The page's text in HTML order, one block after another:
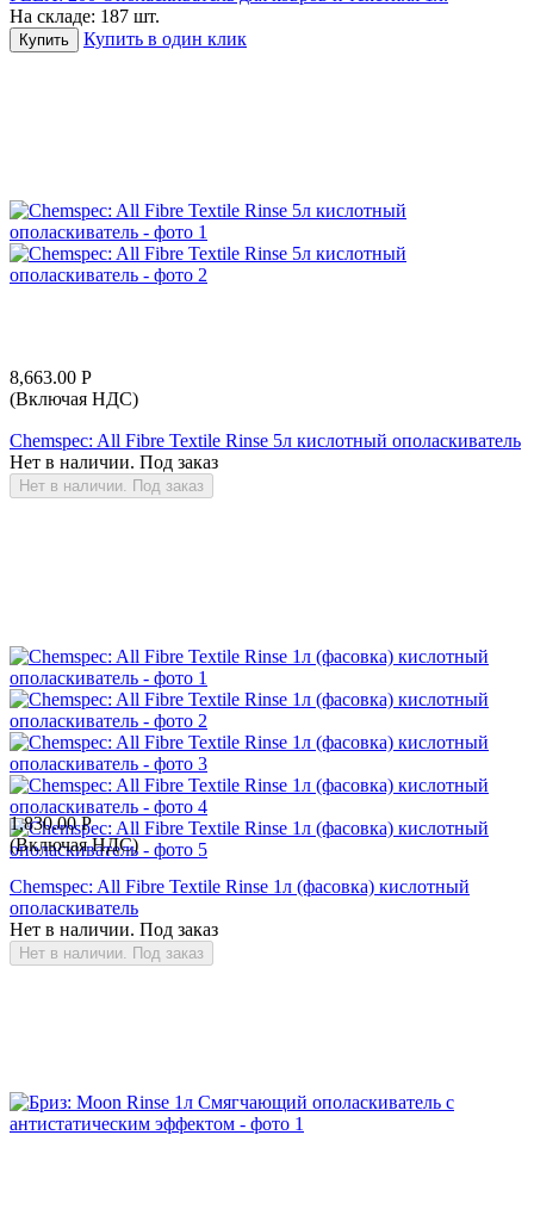
На складе: 187 шт.
Купить Купить в один клик
8,663.00 Р
(Включая НДС)
Chemspec: All Fibre Textile Rinse 5л кислотный ополаскиватель
Нет в наличии. Под заказ
Нет в наличии. Под заказ
1,830.00 Р
(Включая НДС)
Chemspec: All Fibre Textile Rinse 1л (фасовка) кислотный
ополаскиватель
Нет в наличии. Под заказ
Нет в наличии. Под заказ